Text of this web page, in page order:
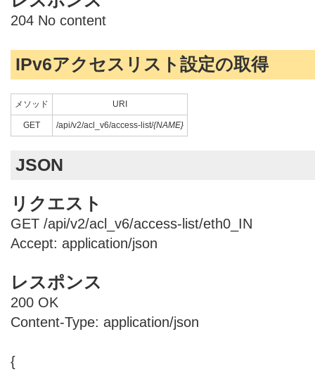
204 No content
IPv6アクセスリスト設定の取得
メソッド URI
GET /api/v2/acl_v6/access-list/{NAME}
JSON
リクエスト
GET /api/v2/acl_v6/access-list/eth0_IN
Accept: application/json
レスポンス
200 OK
Content-Type: application/json
{